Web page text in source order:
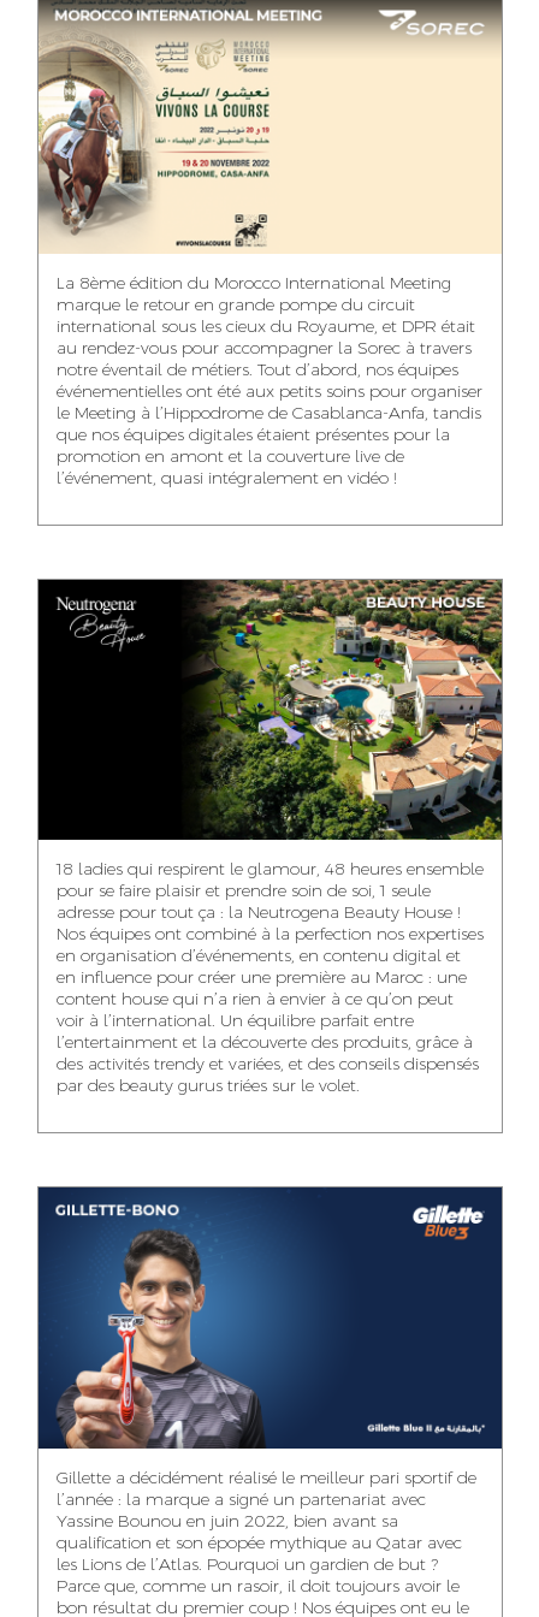
ASMAA MAZZI
ACCOUNT
DIRECTOR
TAHA EL BEIDORI
ART DIRECTOR
FINANCIAL
MANAGER
ACCOUNT
MANAGER
BOUDAR
ART DIRECTOR
FATIMA ZAHRA
DEBBAGH
ACCOUNT
MOHAMED
HARRATIA
DIGITAL MANAGER
NABILA SAMOUN
MEDIA ANALYST
GHITA EL ARABI
EZZAKI SALMA
ACCOUNT
MANAGER
ANASS ELRHAZI
EDITORIAL
MANAGER AND
CONTENT
YAHYA LOULIDI
MEDIA RELATIONS
MANAGER
NIAMA EL YOSSRI
DIGITAL MANAGER
WA-IL ZRYOUIL
PUBLIC RELATIONS
CONSULTANT
NOUREDDINE
SAMADI
ART DIRECTOR
MOHAMED
LEHMOUM
ART DIRECTOR
MEHDI ZERRAD
MANAGER
CHAIMAA
DIGITAL MANAGER
IDMOUSSA SAFAA
PUBLIC RELATIONS
CONSULTANT
NOUHAILA DIKER
IMANE LACHGUER
EXECUTIVE
DOUNIA SADOUK
ACCOUNTANT
OUSSAMA
BENHAMOU
GRAPHIC
DESIGNER
La 8ème édition du Morocco International Meeting
marque le retour en grande pompe du circuit
international sous les cieux du Royaume, et DPR était
au rendez-vous pour accompagner la Sorec à travers
notre éventail de métiers. Tout d’abord, nos équipes
événementielles ont été aux petits soins pour organiser
le Meeting à l’Hippodrome de Casablanca-Anfa, tandis
que nos équipes digitales étaient présentes pour la
promotion en amont et la couverture live de
l’événement, quasi intégralement en vidéo !
18 ladies qui respirent le glamour, 48 heures ensemble
pour se faire plaisir et prendre soin de soi, 1 seule
adresse pour tout ça : la Neutrogena Beauty House !
Nos équipes ont combiné à la perfection nos expertises
en organisation d’événements, en contenu digital et
en influence pour créer une première au Maroc : une
content house qui n’a rien à envier à ce qu’on peut
voir à l’international. Un équilibre parfait entre
l’entertainment et la découverte des produits, grâce à
des activités trendy et variées, et des conseils dispensés
par des beauty gurus triées sur le volet.
Gillette a décidément réalisé le meilleur pari sportif de
l’année : la marque a signé un partenariat avec
Yassine Bounou en juin 2022, bien avant sa
qualification et son épopée mythique au Qatar avec
les Lions de l’Atlas. Pourquoi un gardien de but ?
Parce que, comme un rasoir, il doit toujours avoir le
bon résultat du premier coup ! Nos équipes ont eu le